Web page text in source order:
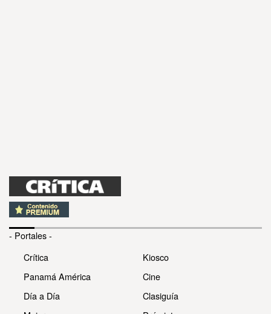
- Portales -
Crítica
Panamá América
Día a Día
Kiosco
Cine
Clasiguía